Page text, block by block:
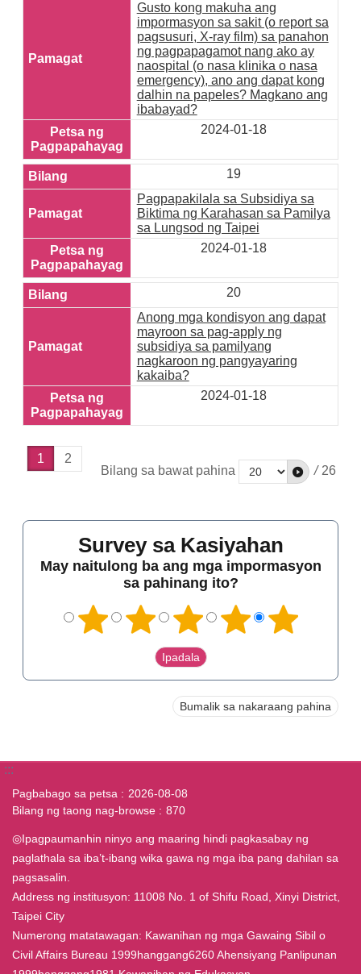
Gusto kong makuha ang
impormasyon sa sakit (o report sa
pagsusuri, X-ray film) sa panahon
ng pagpapagamot nang ako ay
naospital (o nasa klinika o nasa
emergency), ano ang dapat kong
dalhin na papeles? Magkano ang
ibabayad?
2024-01-18
19
Pagpapakilala sa Subsidiya sa
Biktima ng Karahasan sa Pamilya
sa Lungsod ng Taipei
2024-01-18
20
Anong mga kondisyon ang dapat
mayroon sa pag-apply ng
subsidiya sa pamilyang
nagkaroon ng pangyayaring
kakaiba?
2024-01-18
1
2
Bilang sa bawat pahina
/ 26
Survey sa Kasiyahan
May naitulong ba ang mga impormasyon
sa pahinang ito?
Bumalik sa nakaraang pahina
:::
Pagbabago sa petsa
2026-08-08
Bilang ng taong nag-browse
870
◎Ipagpaumanhin ninyo ang maaring hindi pagkasabay ng
paglathala sa iba’t-ibang wika gawa ng mga iba pang dahilan sa
pagsasalin.
Address ng institusyon: 11008 No. 1 of Shifu Road, Xinyi District,
Taipei City
Numerong matatawagan: Kawanihan ng mga Gawaing Sibil o
Civil Affairs Bureau 1999hanggang6260 Ahensiyang Panlipunan